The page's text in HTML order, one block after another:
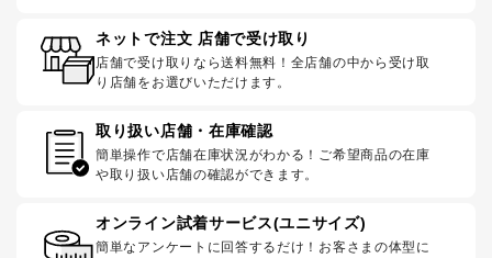
ネットで注文 店舗で受け取り
店舗で受け取りなら送料無料！全店舗の中から受け取
り店舗をお選びいただけます。
取り扱い店舗・在庫確認
簡単操作で店舗在庫状況がわかる！ご希望商品の在庫
や取り扱い店舗の確認ができます。
オンライン試着サービス(ユニサイズ)
簡単なアンケートに回答するだけ！お客さまの体型に